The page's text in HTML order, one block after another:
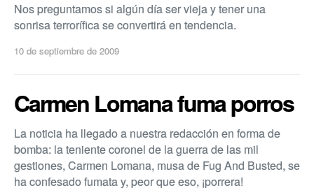
Nos preguntamos si algún dí­a ser vieja y tener una
sonrisa terrorí­fica se convertirá en tendencia.
10 de septiembre de 2009
Carmen Lomana fuma porros
La noticia ha llegado a nuestra redacción en forma de
bomba: la teniente coronel de la guerra de las mil
gestiones, Carmen Lomana, musa de Fug And Busted, se
ha confesado fumata y, peor que eso, ¡porrera!